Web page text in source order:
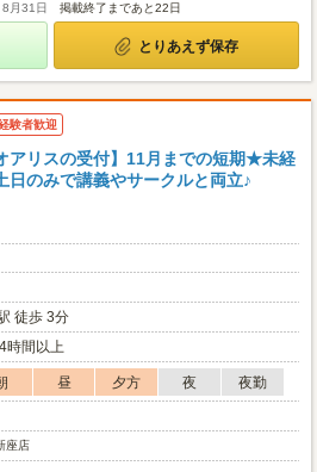
月31日 掲載終了まであと22日
とりあえず保存
験者歓迎
アリスの受付】11月までの短期★未経
日のみで講義やサークルと両立♪
徒歩 3分
時間以上
昼 夕方 夜
夜勤
座店